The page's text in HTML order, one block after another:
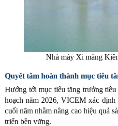
Nhà máy Xi măng
Quyết tâm hoàn thành mục tiêu
Hướng tới mục tiêu tăng trưởng
hoạch năm 2026, VICEM xác định
cuối năm nhằm nâng cao hiệu quả
triển bền vững.